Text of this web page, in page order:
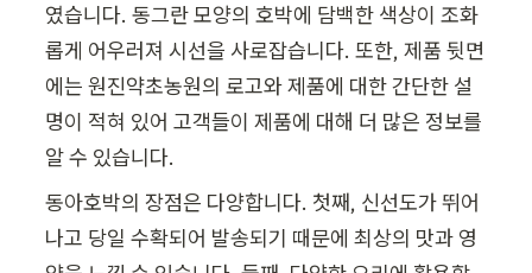
였습니다. 동그란 모양의 호박에 담백한 색상이 조화
롭게 어우러져 시선을 사로잡습니다. 또한, 제품 뒷면
에는 원진약초농원의 로고와 제품에 대한 간단한 설
명이 적혀 있어 고객들이 제품에 대해 더 많은 정보를
알 수 있습니다.
동아호박의 장점은 다양합니다. 첫째, 신선도가 뛰어
나고 당일 수확되어 발송되기 때문에 최상의 맛과 영